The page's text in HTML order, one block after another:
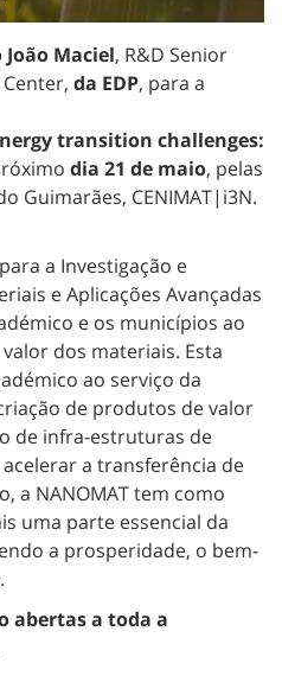
Maciel, R&D Senior
da EDP, para a
transition challenges:
dia 21 de maio, pelas
Guimarães, CENIMAT|i3N.
a Investigação e
e Aplicações Avançadas
e os municípios ao
dos materiais. Esta
ao serviço da
de produtos de valor
de infra-estruturas de
a transferência de
a NANOMAT tem como
uma parte essencial da
a prosperidade, o bem-
abertas a toda a